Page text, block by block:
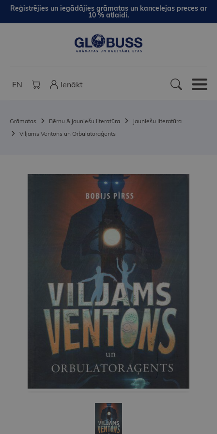
Reģistrējies un iegādājies grāmatas un kancelejas preces ar
10 % atlaidi.
EN Ienākt
Grāmatas Bērnu & jauniešu literatūra
Jauniešu literatūra
Viljams Ventons un Orbulatoraģents